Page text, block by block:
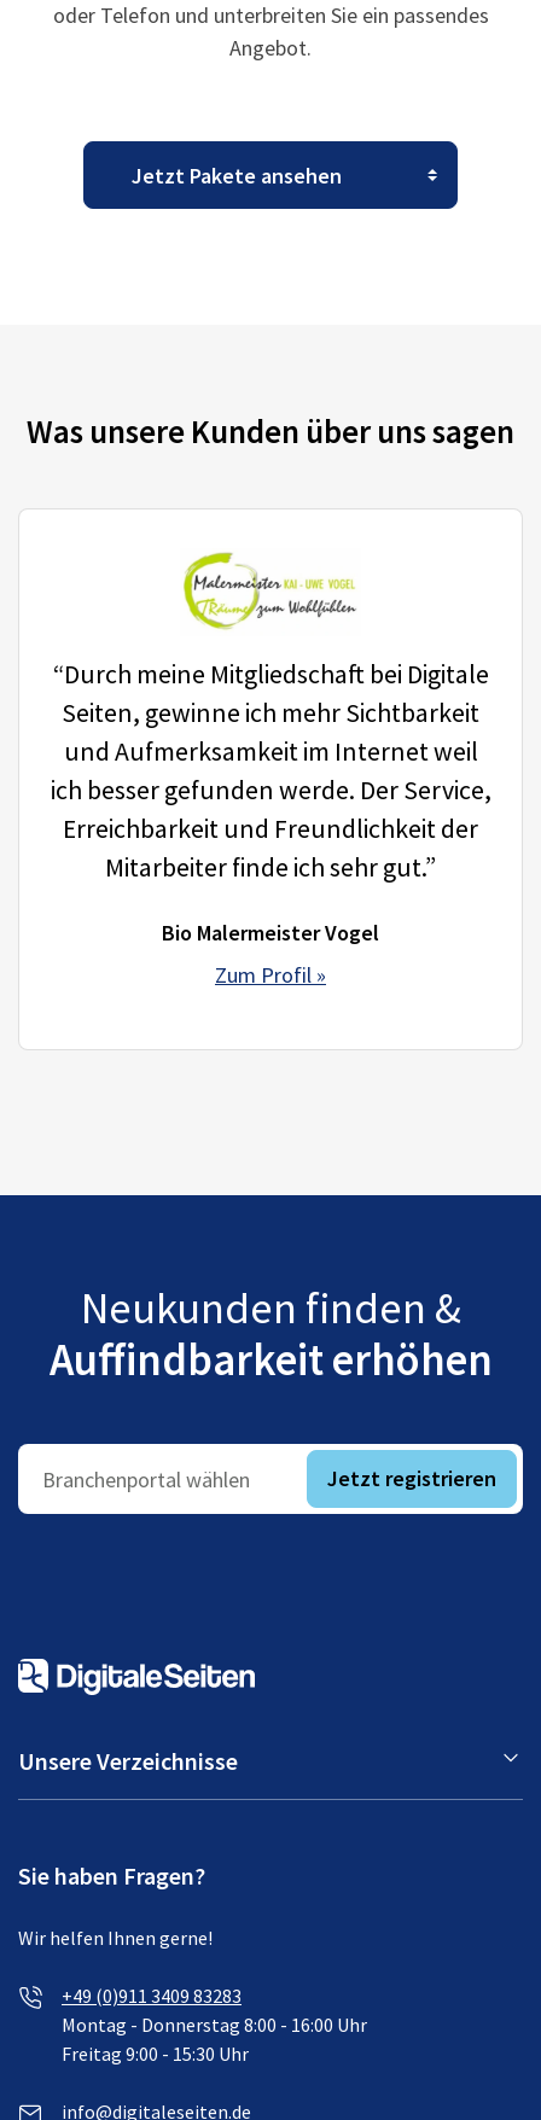
oder Telefon und unterbreiten Sie ein passendes
Angebot.
Was unsere Kunden über uns sagen
“Durch meine Mitgliedschaft bei Digitale
Seiten, gewinne ich mehr Sichtbarkeit
und Aufmerksamkeit im Internet weil
ich besser gefunden werde. Der Service,
Erreichbarkeit und Freundlichkeit der
Mitarbeiter finde ich sehr gut.”
Bio Malermeister Vogel
Zum Profil »
Neukunden finden &
Auffindbarkeit erhöhen
Branchenportal wählen Jetzt registrieren
Unsere Verzeichnisse
Sie haben Fragen?
Wir helfen Ihnen gerne!
+49 (0)911 3409 83283
Montag - Donnerstag 8:00 - 16:00 Uhr
Freitag 9:00 - 15:30 Uhr
info@digitaleseiten.de